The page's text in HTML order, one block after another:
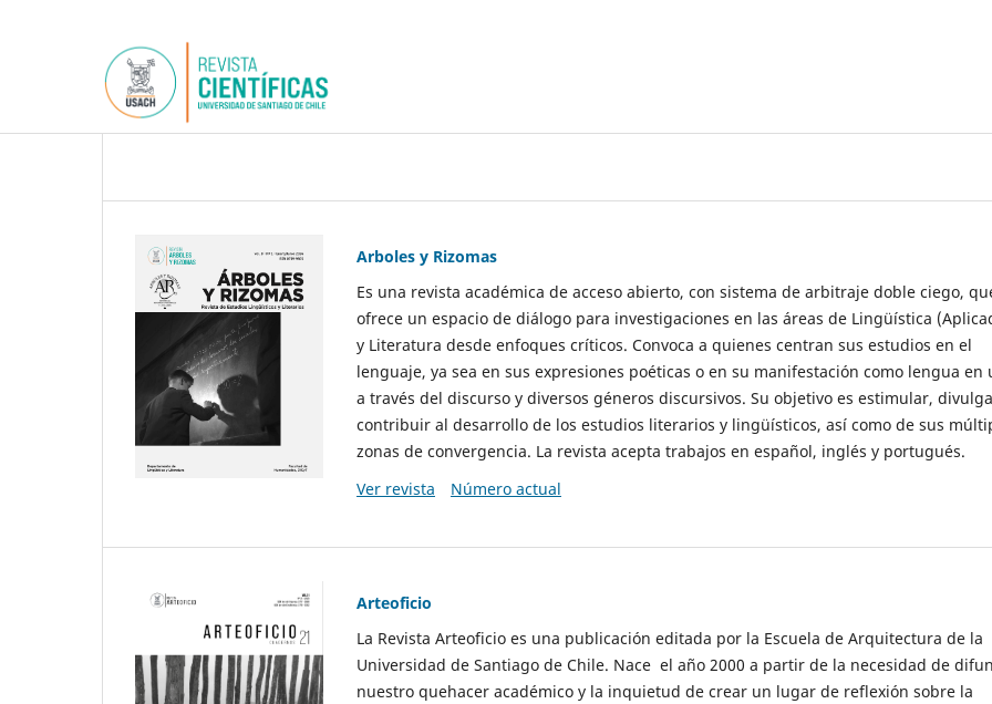
Arboles y Rizomas
Es una revista académica de acceso abierto, con sistema de arbitraje doble ciego,
ofrece un espacio de diálogo para investigaciones en las áreas de Lingüística
y Literatura desde enfoques críticos. Convoca a quienes centran sus estudios en el
lenguaje, ya sea en sus expresiones poéticas o en su manifestación como lengua en
a través del discurso y diversos géneros discursivos. Su objetivo es estimular,
contribuir al desarrollo de los estudios literarios y lingüísticos, así como de sus
zonas de convergencia. La revista acepta trabajos en español, inglés y portugués.
Ver revista
Número actual
Arteoficio
La Revista Arteoficio es una publicación editada por la Escuela de Arquitectura de la
Universidad de Santiago de Chile. Nace el año 2000 a partir de la necesidad de
nuestro quehacer académico y la inquietud de crear un lugar de reflexión sobre la